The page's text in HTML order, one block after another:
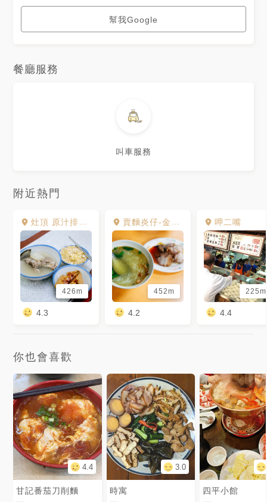
幫我Google
餐廳服務
叫車服務
附近熱門
灶頂 原汁排骨湯,高麗菜飯
426m
4.3
賣麵炎仔-金泉小吃店
452m
4.2
呷二嘴
225m
4.4
你也會喜歡
4.4
甘記番茄刀削麵
3.0
時寓 四平小館